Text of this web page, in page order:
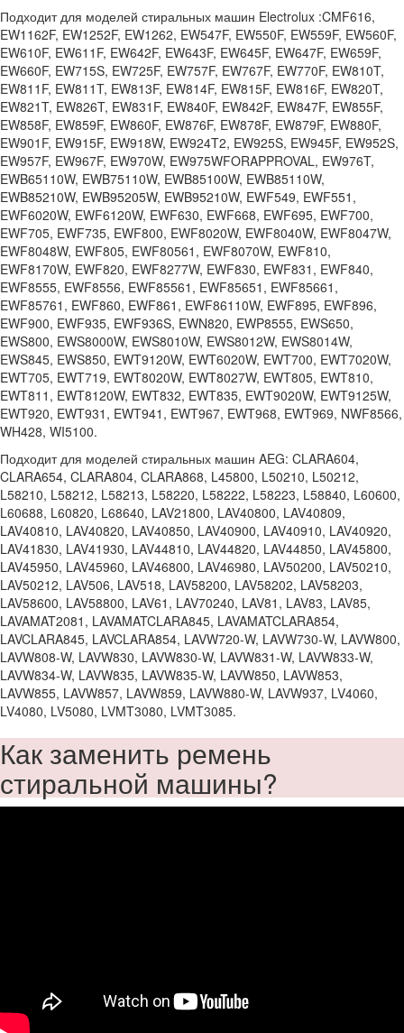
Подходит для моделей стиральных машин Electrolux :CMF616,
EW1162F, EW1252F, EW1262, EW547F, EW550F, EW559F, EW560F,
EW610F, EW611F, EW642F, EW643F, EW645F, EW647F, EW659F,
EW660F, EW715S, EW725F, EW757F, EW767F, EW770F, EW810T,
EW811F, EW811T, EW813F, EW814F, EW815F, EW816F, EW820T,
EW821T, EW826T, EW831F, EW840F, EW842F, EW847F, EW855F,
EW858F, EW859F, EW860F, EW876F, EW878F, EW879F, EW880F,
EW901F, EW915F, EW918W, EW924T2, EW925S, EW945F, EW952S,
EW957F, EW967F, EW970W, EW975WFORAPPROVAL, EW976T,
EWB65110W, EWB75110W, EWB85100W, EWB85110W,
EWB85210W, EWB95205W, EWB95210W, EWF549, EWF551,
EWF6020W, EWF6120W, EWF630, EWF668, EWF695, EWF700,
EWF705, EWF735, EWF800, EWF8020W, EWF8040W, EWF8047W,
EWF8048W, EWF805, EWF80561, EWF8070W, EWF810,
EWF8170W, EWF820, EWF8277W, EWF830, EWF831, EWF840,
EWF8555, EWF8556, EWF85561, EWF85651, EWF85661,
EWF85761, EWF860, EWF861, EWF86110W, EWF895, EWF896,
EWF900, EWF935, EWF936S, EWN820, EWP8555, EWS650,
EWS800, EWS8000W, EWS8010W, EWS8012W, EWS8014W,
EWS845, EWS850, EWT9120W, EWT6020W, EWT700, EWT7020W,
EWT705, EWT719, EWT8020W, EWT8027W, EWT805, EWT810,
EWT811, EWT8120W, EWT832, EWT835, EWT9020W, EWT9125W,
EWT920, EWT931, EWT941, EWT967, EWT968, EWT969, NWF8566,
WH428, WI5100.
Подходит для моделей стиральных машин AEG: CLARA604,
CLARA654, CLARA804, CLARA868, L45800, L50210, L50212,
L58210, L58212, L58213, L58220, L58222, L58223, L58840, L60600,
L60688, L60820, L68640, LAV21800, LAV40800, LAV40809,
LAV40810, LAV40820, LAV40850, LAV40900, LAV40910, LAV40920,
LAV41830, LAV41930, LAV44810, LAV44820, LAV44850, LAV45800,
LAV45950, LAV45960, LAV46800, LAV46980, LAV50200, LAV50210,
LAV50212, LAV506, LAV518, LAV58200, LAV58202, LAV58203,
LAV58600, LAV58800, LAV61, LAV70240, LAV81, LAV83, LAV85,
LAVAMAT2081, LAVAMATCLARA845, LAVAMATCLARA854,
LAVCLARA845, LAVCLARA854, LAVW720-W, LAVW730-W, LAVW800,
LAVW808-W, LAVW830, LAVW830-W, LAVW831-W, LAVW833-W,
LAVW834-W, LAVW835, LAVW835-W, LAVW850, LAVW853,
LAVW855, LAVW857, LAVW859, LAVW880-W, LAVW937, LV4060,
LV4080, LV5080, LVMT3080, LVMT3085.
Как заменить ремень
стиральной машины?